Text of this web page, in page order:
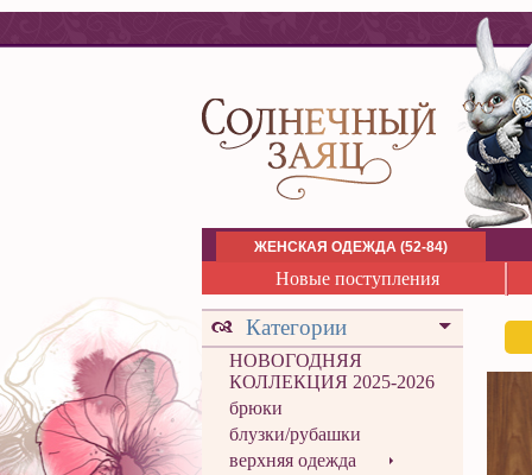
ЖЕНСКАЯ ОДЕЖДА (52-84)
Новые поступления
Категории
НОВОГОДНЯЯ
КОЛЛЕКЦИЯ 2025-2026
брюки
блузки/рубашки
верхняя одежда